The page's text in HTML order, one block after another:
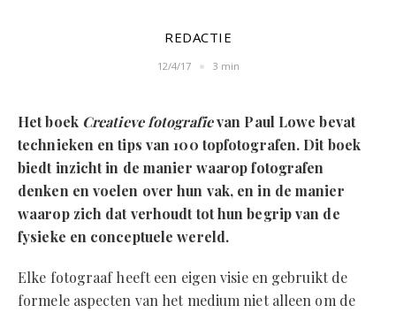
REDACTIE
12/4/17 3 min
Het boek Creatieve fotografievan Paul Lowe bevat
technieken en tips van 100 topfotografen. Dit boek
biedt inzicht in de manier waarop fotografen
denken en voelen over hun vak, en in de manier
waarop zich dat verhoudt tot hun begrip van de
fysieke en conceptuele wereld.
Elke fotograaf heeft een eigen visie en gebruikt de
formele aspecten van het medium niet alleen om de